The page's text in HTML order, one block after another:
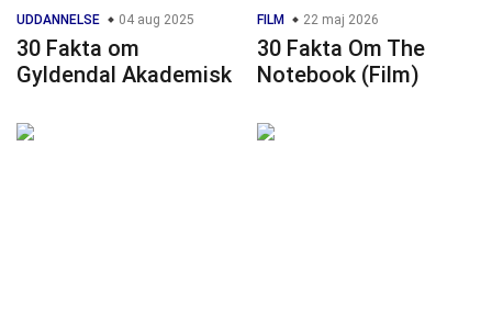
UDDANNELSE 04 aug 2025
30 Fakta om
Gyldendal Akademisk
FILM 22 maj 2026
30 Fakta Om The
Notebook (Film)